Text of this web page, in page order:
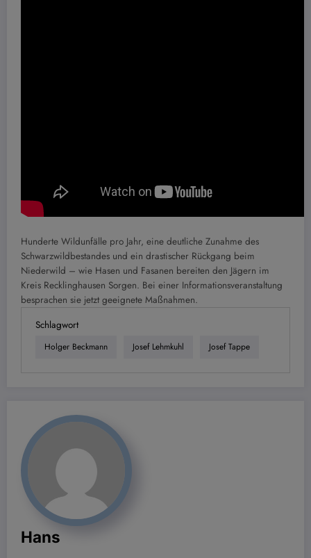
Hunderte Wildunfälle pro Jahr, eine deutliche Zunahme des
Schwarzwildbestandes und ein drastischer Rückgang beim
Niederwild – wie Hasen und Fasanen bereiten den Jägern im
Kreis Recklinghausen Sorgen. Bei einer Informationsveranstaltung
besprachen sie jetzt geeignete Maßnahmen.
Schlagwort
Holger Beckmann Josef Lehmkuhl Josef Tappe
Hans